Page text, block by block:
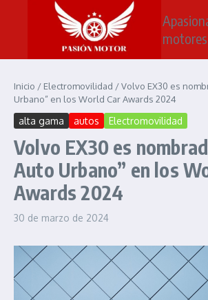
Saltar al contenido
Inicio / Electromovilidad /Volvo EX30 es
Urbano” en los World Car Awards 2024
alta gama autos Electromovilidad
Volvo EX30 es
Auto Urbano” en los
Awards 2024
30 de marzo de 2024